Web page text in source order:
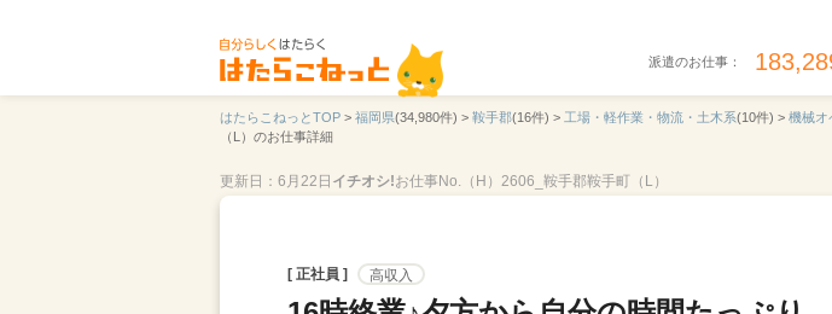
派遣のお仕事：
はたらこねっとTOP > 福岡県(34,980件) > 鞍手郡(16件) > 工場・軽作業・物流・土木系(10件) > 機械オ
（L）のお仕事詳細
更新日：6月22日 イチオシ!お仕事No.（H）2606_鞍手郡鞍手町（L）
[ 正社員 ] 高収入